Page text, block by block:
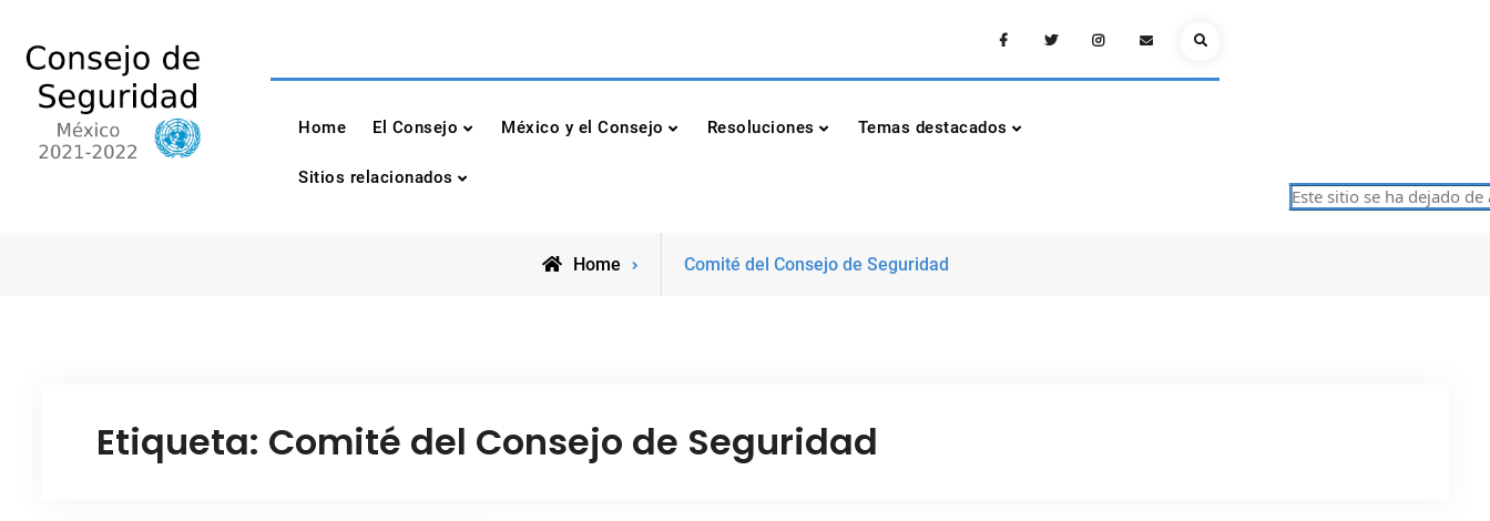
content
Consejo de Seguridad de las Naciones Unidas
México 2021-2022
FacebookTwitterInstagramEmailSearch
Home El Consejo México y el Consejo Resoluciones Temas destacados
Sitios relacionados
Este sitio se ha dejado de
Home
Posts
Comité del Consejo de Seguridad
Etiqueta: Comité del Consejo de Seguridad